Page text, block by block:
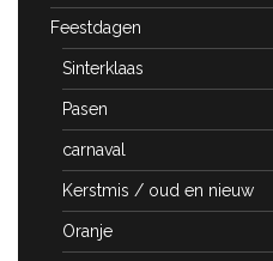
Feestdagen
Sinterklaas
Pasen
carnaval
Kerstmis / oud en nieuw
Oranje